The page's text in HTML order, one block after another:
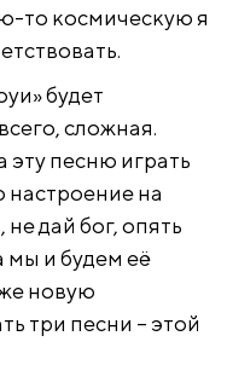
то космическую я
будет
сложная.
эту песню играть
настроение на
дай бог, опять
мы и будем её
новую
три песни – этой